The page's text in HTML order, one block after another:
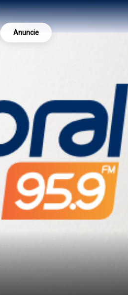
Anuncie